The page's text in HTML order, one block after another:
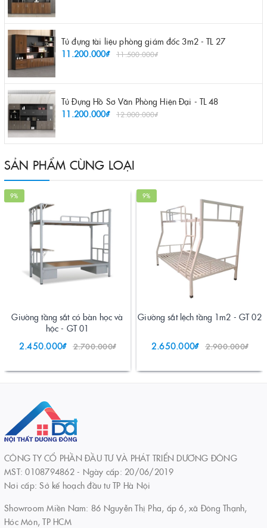
Tủ đựng tài liệu phòng giám đốc 3m2 - TL 27
11.200.000₫
11.500.000₫
Tủ Đựng Hồ Sơ Văn Phòng Hiện Đại - TL 48
11.200.000₫
12.000.000₫
SẢN PHẨM CÙNG LOẠI
9%
Giường tầng sắt có bàn học và
hộc - GT 01
2.450.000₫
2.700.000₫
9%
Giường sắt lệch tầng 1m2 - GT 02
2.650.000₫ 2.900.000₫
CÔNG TY CỔ PHẦN ĐẦU TƯ VÀ PHÁT TRIỂN DƯƠNG ĐÔNG
MST: 0108794862 - Ngày cấp: 20/06/2019
Nơi cấp: Sở kế hoạch đầu tư TP Hà Nội
Showroom Miền Nam: 86 Nguyễn Thị Pha, ấp 6, xã Đông Thạnh,
Hóc Môn, TP HCM